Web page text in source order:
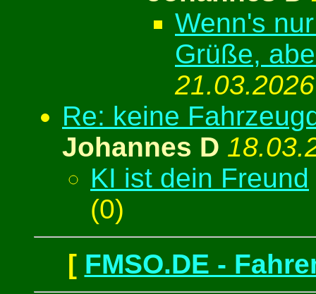
Wenn's
Grüße,
Re: keine
Johannes D
KI ist dein Freund
(0)
[ FMSO.DE -